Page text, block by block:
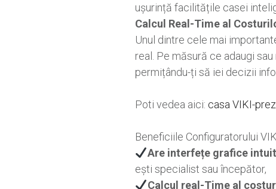
ușurință facilitățile casei
Calcul Real-Time al
Unul dintre cele mai
real. Pe măsură ce adaugi
permițându-ți să iei decizii
Poti vedea aici: casa VIKI-
Beneficiile Configuratorului
Are interfețe grafice
ești specialist sau începător,
Calcul real-Time al